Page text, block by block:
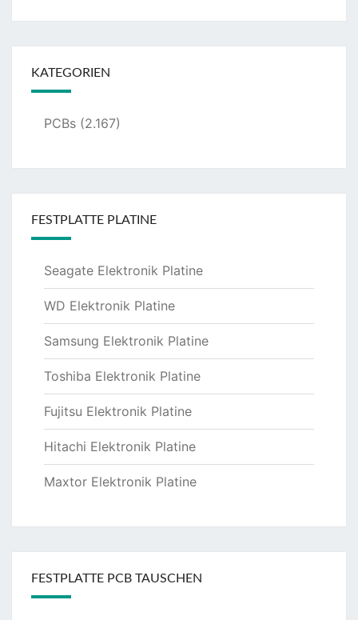
KATEGORIEN
PCBs (2.167)
FESTPLATTE PLATINE
Seagate Elektronik Platine
WD Elektronik Platine
Samsung Elektronik Platine
Toshiba Elektronik Platine
Fujitsu Elektronik Platine
Hitachi Elektronik Platine
Maxtor Elektronik Platine
FESTPLATTE PCB TAUSCHEN